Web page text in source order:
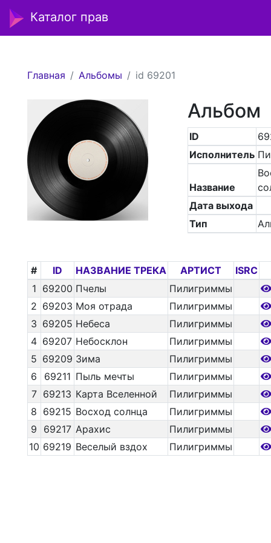
Каталог прав
Главная Альбомы id 69201
Альбом
ID
Исполнитель
Название
Дата выхода
Тип
# ID НАЗВАНИЕ ТРЕКА АРТИСТ
ISRC
1 69200 Пчелы
Пилигриммы
2 69203 Моя отрада
Пилигриммы
3 69205 Небеса
Пилигриммы
4 69207 Небосклон
Пилигриммы
5 69209 Зима
Пилигриммы
6
69211 Пыль мечты
Пилигриммы
7 69213 Карта Вселенной
Пилигриммы
8 69215 Восход солнца
Пилигриммы
9
69217 Арахис
Пилигриммы
10 69219 Веселый вздох Пилигриммы